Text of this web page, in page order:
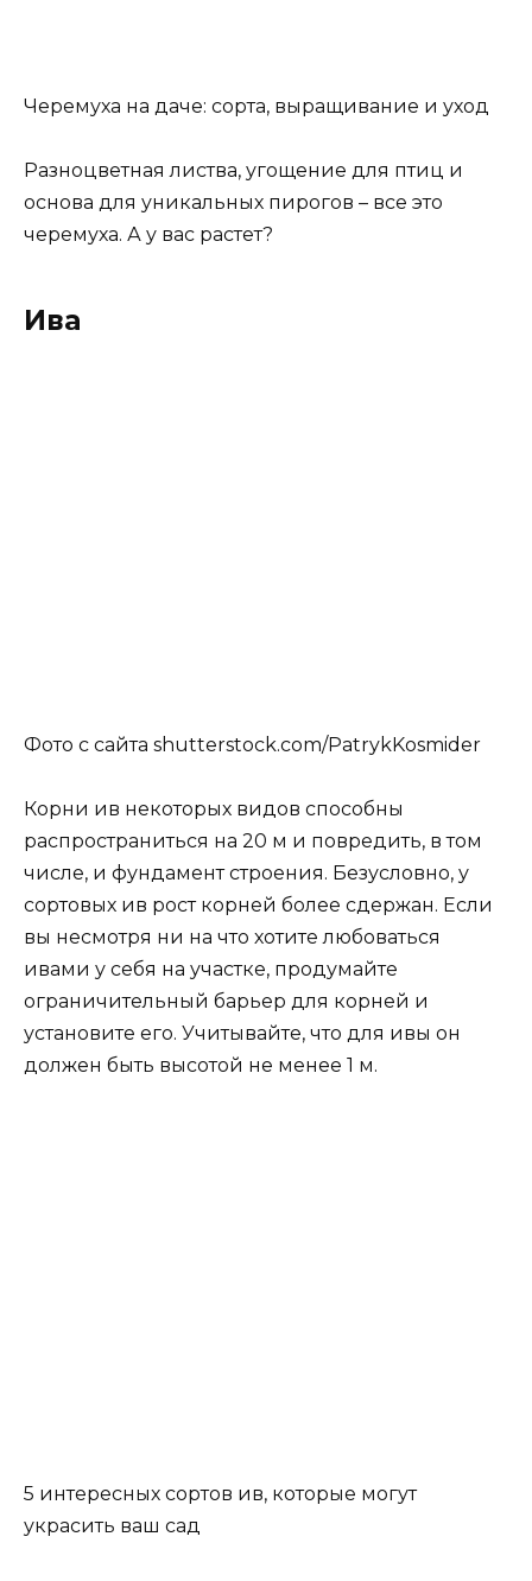
Черемуха на даче: сорта, выращивание и уход
Разноцветная листва, угощение для птиц и
основа для уникальных пирогов – все это
черемуха. А у вас растет?
Ива
Фото с сайта shutterstock.com/PatrykKosmider
Корни ив некоторых видов способны
распространиться на 20 м и повредить, в том
числе, и фундамент строения. Безусловно, у
сортовых ив рост корней более сдержан. Если
вы несмотря ни на что хотите любоваться
ивами у себя на участке, продумайте
ограничительный барьер для корней и
установите его. Учитывайте, что для ивы он
должен быть высотой не менее 1 м.
5 интересных сортов ив, которые могут
украсить ваш сад